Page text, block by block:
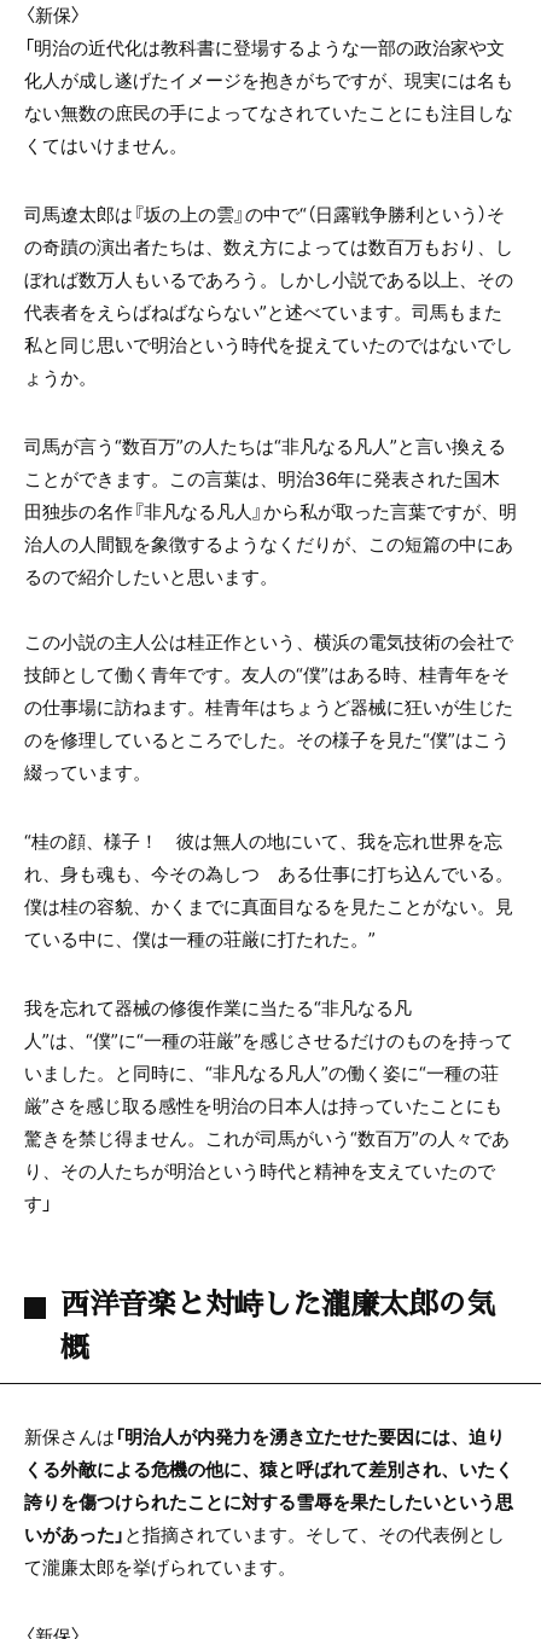
〈新保〉
「明治の近代化は教科書に登場するような一部の政治家や文
化人が成し遂げたイメージを抱きがちですが、現実には名も
ない無数の庶民の手によってなされていたことにも注目しな
くてはいけません。
司馬遼太郎は『坂の上の雲』の中で“（日露戦争勝利という）そ
の奇蹟の演出者たちは、数え方によっては数百万もおり、し
ぼれば数万人もいるであろう。しかし小説である以上、その
代表者をえらばねばならない”と述べています。司馬もまた
私と同じ思いで明治という時代を捉えていたのではないでし
ょうか。
司馬が言う“数百万”の人たちは“非凡なる凡人”と言い換える
ことができます。この言葉は、明治36年に発表された国木
田独歩の名作『非凡なる凡人』から私が取った言葉ですが、明
治人の人間観を象徴するようなくだりが、この短篇の中にあ
るので紹介したいと思います。
この小説の主人公は桂正作という、横浜の電気技術の会社で
技師として働く青年です。友人の“僕”はある時、桂青年をそ
の仕事場に訪ねます。桂青年はちょうど器械に狂いが生じた
のを修理しているところでした。その様子を見た“僕”はこう
綴っています。
“桂の顔、様子！ 彼は無人の地にいて、我を忘れ世界を忘
れ、身も魂も、今その為しつゝある仕事に打ち込んでいる。
僕は桂の容貌、かくまでに真面目なるを見たことがない。見
ている中に、僕は一種の荘厳に打たれた。”
我を忘れて器械の修復作業に当たる“非凡なる凡
人”は、“僕”に“一種の荘厳”を感じさせるだけのものを持って
いました。と同時に、“非凡なる凡人”の働く姿に“一種の荘
厳”さを感じ取る感性を明治の日本人は持っていたことにも
驚きを禁じ得ません。これが司馬がいう“数百万”の人々であ
り、その人たちが明治という時代と精神を支えていたので
す」
西洋音楽と対峙した瀧廉太郎の気
概
新保さんは「明治人が内発力を湧き立たせた要因には、迫り
くる外敵による危機の他に、猿と呼ばれて差別され、いたく
誇りを傷つけられたことに対する雪辱を果たしたいという思
いがあった」と指摘されています。そして、その代表例とし
て瀧廉太郎を挙げられています。